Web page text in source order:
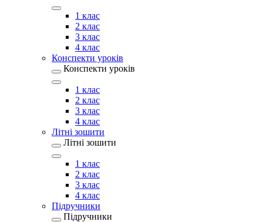
1 клас
2 клас
3 клас
4 клас
Конспекти уроків
Конспекти уроків
1 клас
2 клас
3 клас
4 клас
Літні зошити
Літні зошити
1 клас
2 клас
3 клас
4 клас
Підручники
Підручники